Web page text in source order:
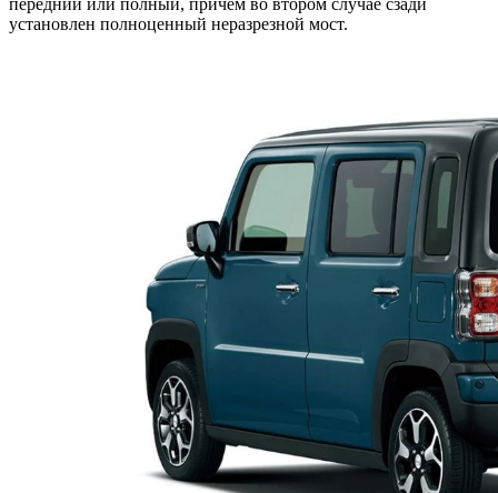
установлен полноценный неразрезной мост.